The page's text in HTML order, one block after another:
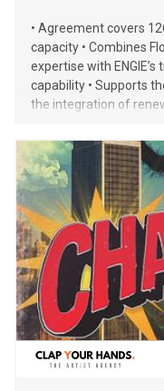
• Agreement covers
capacity • Combines
expertise with
capability • Supports
the integration of